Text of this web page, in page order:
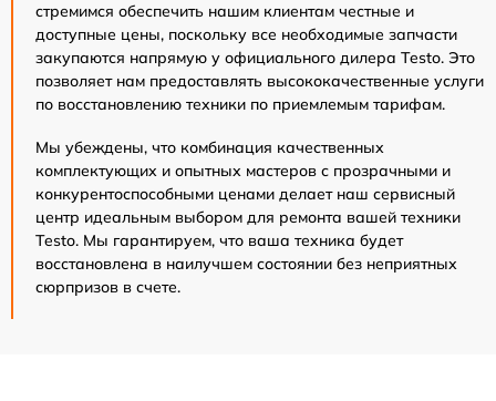
стремимся обеспечить нашим клиентам честные и
доступные цены, поскольку все необходимые запчасти
закупаются напрямую у официального дилера Testo. Это
позволяет нам предоставлять высококачественные услуги
по восстановлению техники по приемлемым тарифам.
Мы убеждены, что комбинация качественных
комплектующих и опытных мастеров с прозрачными и
конкурентоспособными ценами делает наш сервисный
центр идеальным выбором для ремонта вашей техники
Testo. Мы гарантируем, что ваша техника будет
восстановлена в наилучшем состоянии без неприятных
сюрпризов в счете.